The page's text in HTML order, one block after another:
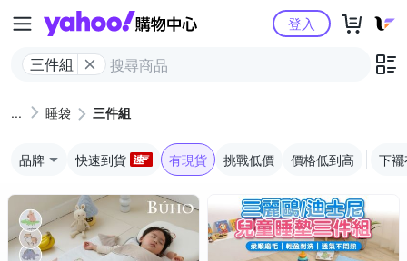
Yahoo購物中心
三件組
登入
睡袋 三件組
品牌 快速到貨 有現貨 挑戰低價 價格低到高 下